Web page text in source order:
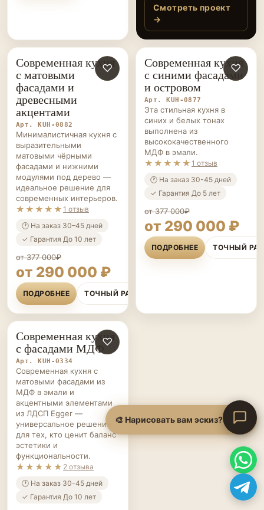
очень уютно,
особенно нравится
подсветка и
красивое сочетание
команде за внимание
к деталям!
Смотреть проект
→
КУХНИ НА ЗАКАЗ ♡
Современная кухня
с матовыми
фасадами и
древесными
акцентами
Арт. KUH-0882
Минималистичная кухня с
выразительными
матовыми чёрными
фасадами и нижними
модулями под дерево —
идеальное решение для
современных интерьеров.
★★★★★ 1 отзыв
🕐 На заказ 30–45 дней
✓ Гарантия До 10 лет
от 377 000₽
от 290 000 ₽
ПОДРОБНЕЕ ТОЧНЫЙ РАСЧЁТ
КУХНИ НА ЗАКАЗ ♡
Современная кухня
с синими фасадами
и островом
Арт. KUH-0877
Эта стильная кухня в
синих и белых тонах
выполнена из
высококачественного
МДФ в эмали.
★★★★★ 1 отзыв
🕐 На заказ 30-45 дней
✓ Гарантия До 5 лет
от 377 000₽
от 290 000 ₽
ПОДРОБНЕЕ ТОЧНЫЙ
КУХНИ НА ЗАКАЗ ♡
Современная кухня
с фасадами МДФ
Арт. KUH-0334
Современная кухня с
матовыми фасадами из
МДФ в эмали и
акцентными элементами
из ЛДСП Egger —
универсальное решение
для тех, кто ценит баланс
эстетики и
функциональности.
★★★★★ 2 отзыва
🕐 На заказ 30-45 дней
✓ Гарантия До 10 лет